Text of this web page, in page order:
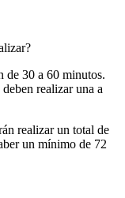
de 30 a 60 minutos.
realizar una a
realizar un total de
un mínimo de 72